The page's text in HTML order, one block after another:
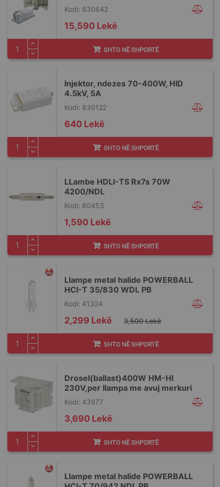
Kodi: 830642
15,590 Lekë
SHTO NË SHPORTË
Injektor, ndezes 70-400W, HID
4.5kV, 5A
Kodi: 830122
640 Lekë
SHTO NË SHPORTË
LLambe HDLI-TS Rx7s 70W
4200/NDL
Kodi: 80453
1,590 Lekë
SHTO NË SHPORTË
Llampe metal halide POWERBALL
HCI-T 35/830 WDL PB
Kodi: 41324
Special
Price
2,299 Lekë 3,500 Lekë
SHTO NË SHPORTË
Drosel(ballast)400W HM-HI
230V,per llampa me avuj merkuri
Kodi: 43977
3,690 Lekë
SHTO NË SHPORTË
Llampe metal halide POWERBALL